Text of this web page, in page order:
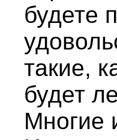
будете
такие,
будет
Многие